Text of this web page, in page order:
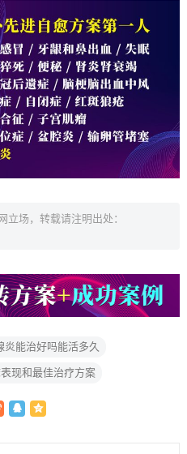
立场，转载请注明出处：
炎能治好吗能活多久
现和最佳治疗方案